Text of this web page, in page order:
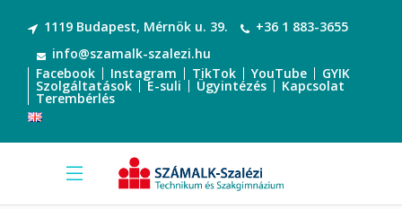
1119 Budapest, Mérnök u. 39.
+36 1 883-3655
info@szamalk-szalezi.hu
Facebook
Instagram TikTok YouTube GYIK
Szolgáltatások E-suli Ügyintézés Kapcsolat
Terembérlés